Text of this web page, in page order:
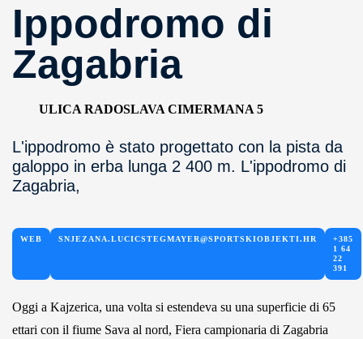
Ippodromo di
Zagabria
ULICA RADOSLAVA CIMERMANA 5
L'ippodromo è stato progettato con la pista da
galoppo in erba lunga 2 400 m. L'ippodromo di
Zagabria,
WEB SNJEZANA.LUCICSTEGMAYER@SPORTSKIOBJEKTI.HR
+385
1 64
22
391
Oggi a Kajzerica, una volta si estendeva su una superficie di 65
ettari con il fiume Sava al nord, Fiera campionaria di Zagabria